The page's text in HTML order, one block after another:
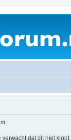
verwacht dat dit niet klopt.